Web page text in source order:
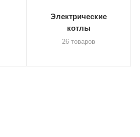
Электрические
котлы
26 товаров